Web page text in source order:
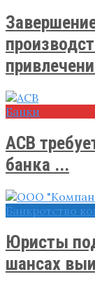
Банки
АСВ
банка ...
Банкротство
Юристы
шансах